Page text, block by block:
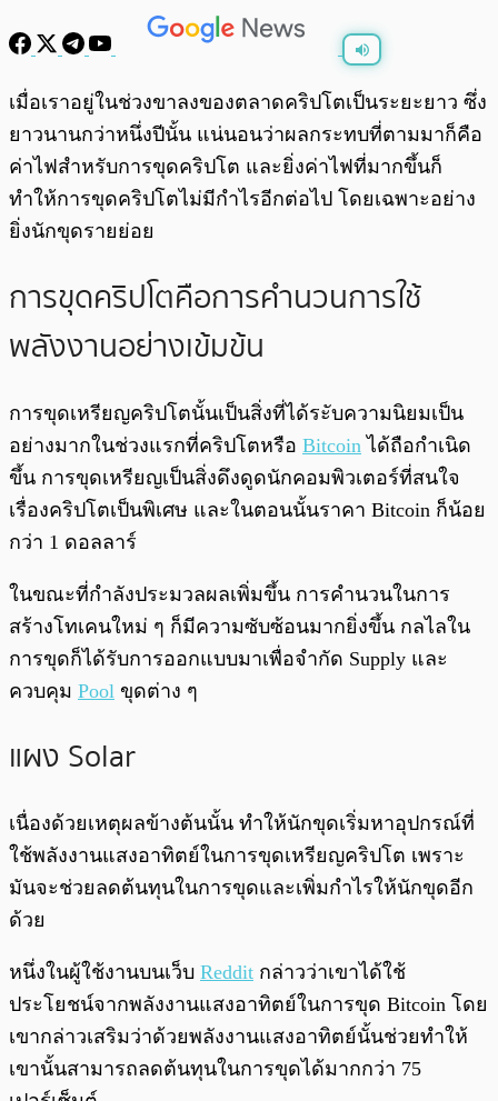
พร้อมเล่น
เมื่อเราอยู่ในช่วงขาลงของตลาดคริปโตเป็นระยะยาว ซึ่ง
ยาวนานกว่าหนึ่งปีนั้น แน่นอนว่าผลกระทบที่ตามมาก็คือ
ค่าไฟสำหรับการขุดคริปโต และยิ่งค่าไฟที่มากขึ้นก็
ทำให้การขุดคริปโตไม่มีกำไรอีกต่อไป โดยเฉพาะอย่าง
ยิ่งนักขุดรายย่อย
การขุดคริปโตคือการคำนวนการใช้
พลังงานอย่างเข้มข้น
การขุดเหรียญคริปโตนั้นเป็นสิ่งที่ได้ระับความนิยมเป็น
อย่างมากในช่วงแรกที่คริปโตหรือ Bitcoin ได้ถือกำเนิด
ขึ้น การขุดเหรียญเป็นสิ่งดึงดูดนักคอมพิวเตอร์ที่สนใจ
เรื่องคริปโตเป็นพิเศษ และในตอนนั้นราคา Bitcoin ก็น้อย
กว่า 1 ดอลลาร์
ในขณะที่กำลังประมวลผลเพิ่มขึ้น การคำนวนในการ
สร้างโทเคนใหม่ ๆ ก็มีความซับซ้อนมากยิ่งขึ้น กลไลใน
การขุดก็ได้รับการออกแบบมาเพื่อจำกัด Supply และ
ควบคุม Pool ขุดต่าง ๆ
แผง Solar
เนื่องด้วยเหตุผลข้างต้นนั้น ทำให้นักขุดเริ่มหาอุปกรณ์ที่
ใช้พลังงานแสงอาทิตย์ในการขุดเหรียญคริปโต เพราะ
มันจะช่วยลดต้นทุนในการขุดและเพิ่มกำไรให้นักขุดอีก
ด้วย
หนึ่งในผู้ใช้งานบนเว็บ Reddit กล่าวว่าเขาได้ใช้
ประโยชน์จากพลังงานแสงอาทิตย์ในการขุด Bitcoin โดย
เขากล่าวเสริมว่าด้วยพลังงานแสงอาทิตย์นั้นช่วยทำให้
เขานั้นสามารถลดต้นทุนในการขุดได้มากกว่า 75